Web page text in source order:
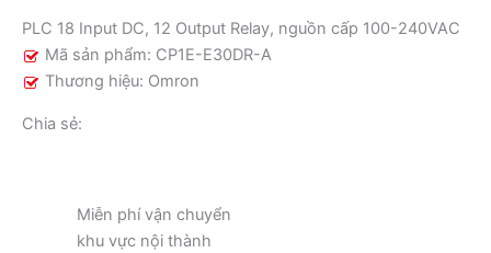
nguồn
cấp
100-
số
PLC 18 Input DC, 12 Output Relay, nguồn cấp 100-240VAC
Mã sản phẩm: CP1E-E30DR-A
Thương hiệu: Omron
Chia sẻ:
Miễn phí vận chuyển
khu vực nội thành